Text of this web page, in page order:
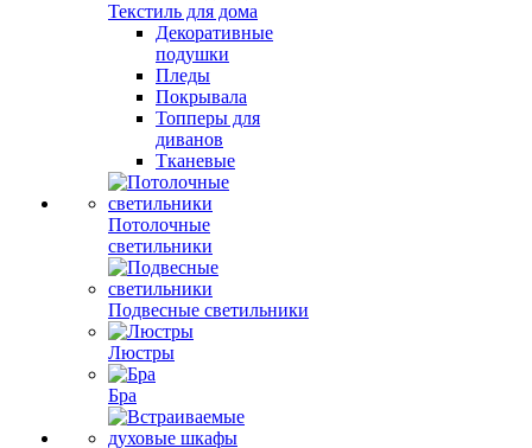
Текстиль для дома
Декоративные
подушки
Пледы
Покрывала
Топперы для
диванов
Тканевые
Потолочные
светильники
Подвесные светильники
Люстры
Бра